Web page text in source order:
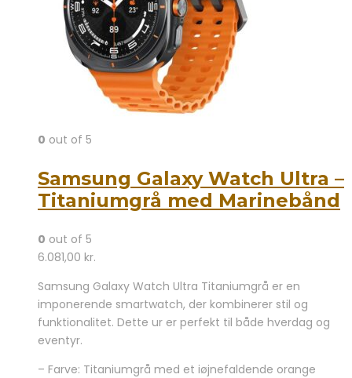
0 out of 5
Samsung Galaxy Watch Ultra –
Titaniumgrå med Marinebånd
0 out of 5
6.081,00 kr.
Samsung Galaxy Watch Ultra Titaniumgrå er en
imponerende smartwatch, der kombinerer stil og
funktionalitet. Dette ur er perfekt til både hverdag og
eventyr.
– Farve: Titaniumgrå med et iøjnefaldende orange